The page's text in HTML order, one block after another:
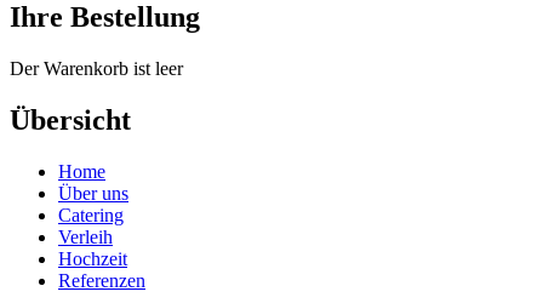
Ihre Bestellung
Der Warenkorb ist leer
Übersicht
Home
Über uns
Catering
Verleih
Hochzeit
Referenzen